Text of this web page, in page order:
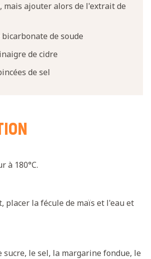
mais ajouter alors de l'extrait de
bicarbonate de soude
de cidre
de sel
à 180°C.
placer la fécule de maïs et l'eau et
le sel, la margarine fondue, le